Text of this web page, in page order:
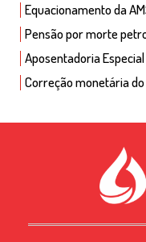
Equacionamento da
Pensão por morte
Aposentadoria Especial
Correção monetária do